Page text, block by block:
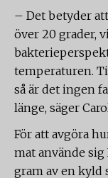
– Det betyder
över 20 grader,
temperaturen.
så är det ingen
länge, säger
För att avgöra
mat använde
gram av en kyld